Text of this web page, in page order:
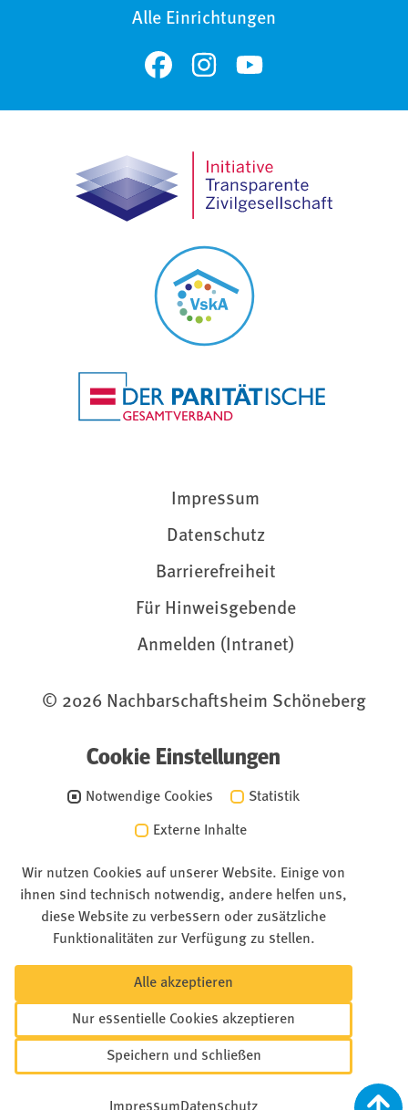
Alle Einrichtungen
Impressum
Datenschutz
Barrierefreiheit
Für Hinweisgebende
Anmelden (Intranet)
© 2026 Nachbarschaftsheim Schöneberg
Cookie Einstellungen
Notwendige Cookies Statistik
Externe Inhalte
Wir nutzen Cookies auf unserer Website. Einige von
ihnen sind technisch notwendig, andere helfen uns,
diese Website zu verbessern oder zusätzliche
Funktionalitäten zur Verfügung zu stellen.
Alle akzeptieren
Nur essentielle Cookies akzeptieren
Speichern und schließen